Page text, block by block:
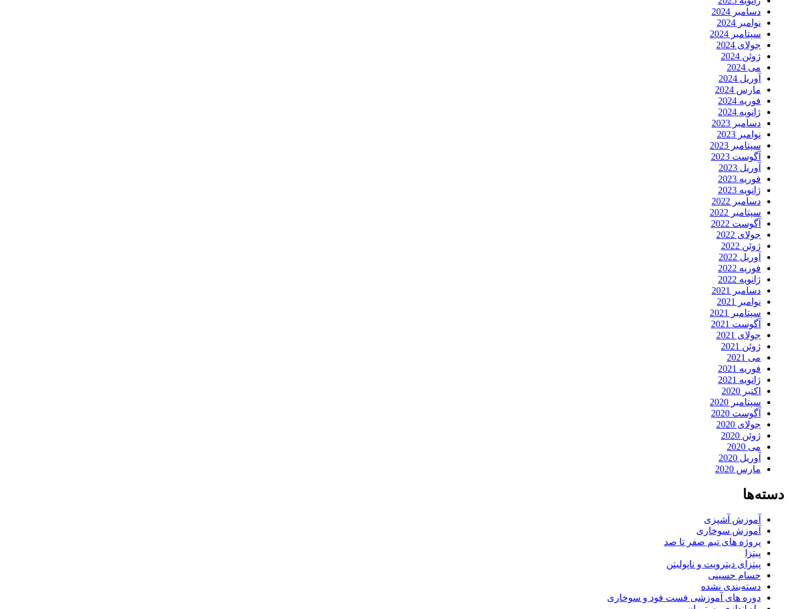
دسامبر 2024
نوامبر 2024
سپتامبر 2024
جولای 2024
ژوئن 2024
می 2024
آوریل 2024
مارس 2024
فوریه 2024
ژانویه 2024
دسامبر 2023
نوامبر 2023
سپتامبر 2023
آگوست 2023
آوریل 2023
فوریه 2023
ژانویه 2023
دسامبر 2022
سپتامبر 2022
آگوست 2022
جولای 2022
ژوئن 2022
آوریل 2022
فوریه 2022
ژانویه 2022
دسامبر 2021
نوامبر 2021
سپتامبر 2021
آگوست 2021
جولای 2021
ژوئن 2021
می 2021
فوریه 2021
ژانویه 2021
اکتبر 2020
سپتامبر 2020
آگوست 2020
جولای 2020
ژوئن 2020
می 2020
آوریل 2020
مارس 2020
دسته‌ها
آموزش آشپزی
آموزش سوخاری
پروژه های تیم صفر تا صد
پیتزا
پیتزای دیترویت و ناپولیتن
حسام حسینی
دسته‌بندی نشده
دوره های آموزشی فست فود و سوخاری